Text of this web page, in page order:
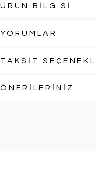
ÜRÜN BİLGİSİ
YORUMLAR
TAKSİT
ÖNERİLERİNİZ